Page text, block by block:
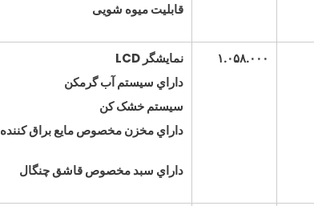
قابلیت میوه شویی
۱.۰۵۸.۰۰۰ نمايشگر
داراي سيستم آب گرمکن
سيستم خشک کن
داراي مخزن مخصوص مايع براق کننده
داراي سبد مخصوص قاشق چنگال